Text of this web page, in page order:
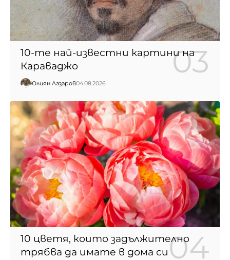
10-те най-известни картини на
Караваджо
Юлиян Лазаров04.08.2026
10 цветя, които задължително
трябва да имате в дома си